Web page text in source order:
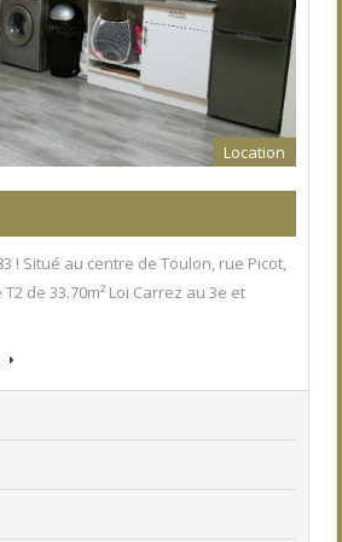
Location
! Situé au centre de Toulon, rue Picot,
de 33.70m² Loi Carrez au 3e et